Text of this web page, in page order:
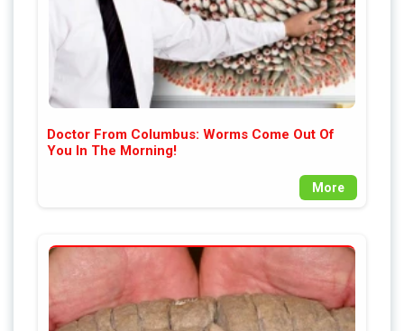
Doctor From Columbus: Worms Come Out Of
You In The Morning!
More